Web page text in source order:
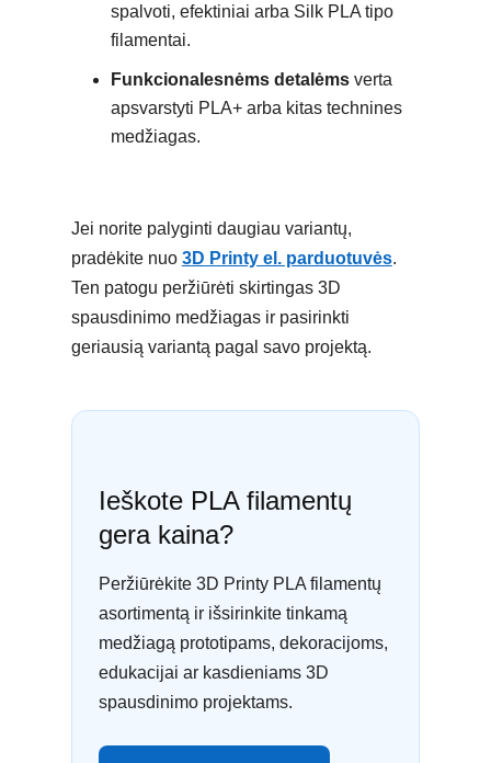
spalvoti, efektiniai arba Silk PLA tipo
filamentai.
Funkcionalesnėms detalėmsverta
apsvarstyti PLA+ arba kitas technines
medžiagas.
Jei norite palyginti daugiau variantų,
pradėkite nuo 3D Printy el. parduotuvės.
Ten patogu peržiūrėti skirtingas 3D
spausdinimo medžiagas ir pasirinkti
geriausią variantą pagal savo projektą.
Ieškote PLA filamentų
gera kaina?
Peržiūrėkite 3D Printy PLA filamentų
asortimentą ir išsirinkite tinkamą
medžiagą prototipams, dekoracijoms,
edukacijai ar kasdieniams 3D
spausdinimo projektams.